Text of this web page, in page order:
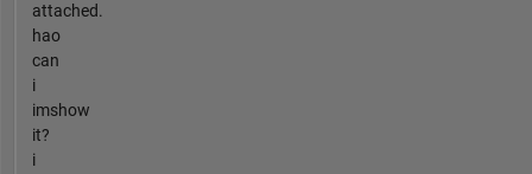
attached.
hao
can
i
imshow
it?
i